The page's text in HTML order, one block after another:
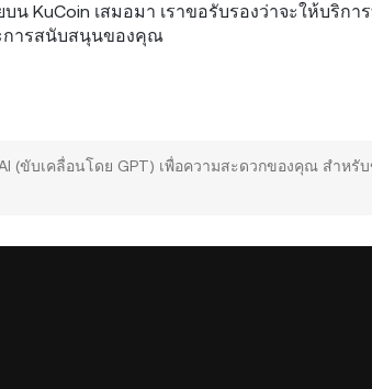
KuCoin เสมอมา เราขอรับรองว่าจะให้บริก
การสนับสนุนของคุณ
(ขับเคลื่อนโดย GPT) เพื่อความสะดวกของคุณ สำห